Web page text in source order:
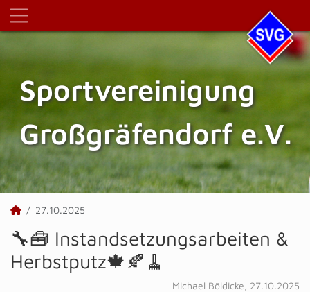
Sportvereinigung
Großgräfendorf e.V.
27.10.2025
🔧🧰 Instandsetzungsarbeiten &
Herbstputz🍁🍂🧹
Michael Böldicke, 27.10.2025